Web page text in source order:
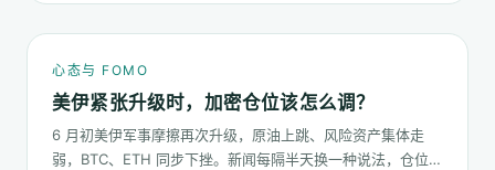
心态与 FOMO
美伊紧张升级时，加密仓位该怎么调？
6 月初美伊军事摩擦再次升级，原油上跳、风险资产集体走
弱，BTC、ETH 同步下挫。新闻每隔半天换一种说法，仓位却